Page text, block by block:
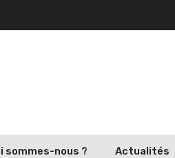
sommes-nous ? Actualités